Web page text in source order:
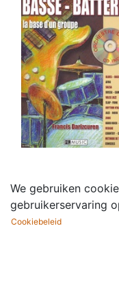
Basse - Batterie
32,60
We gebruiken
gebruikerservaring
Cookiebeleid